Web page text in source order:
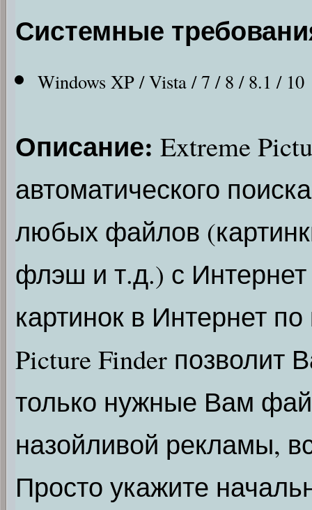
Системные
Windows XP / Vista / 7 / 8 / 8.1 / 10
Описание: Extreme
автоматического
любых файлов
флэш и т.д.) с
картинок в Интернет
Picture Finder позволит
только нужные Вам
назойливой рекламы,
Просто укажите